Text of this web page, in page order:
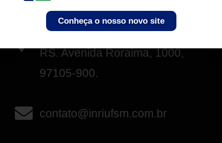
Universidade Federal de Santa
Maria (UFSM), Santa Maria -
RS. Avenida Roraima, 1000,
97105-900.
contato@inriufsm.com.br
Conheça o nosso novo site